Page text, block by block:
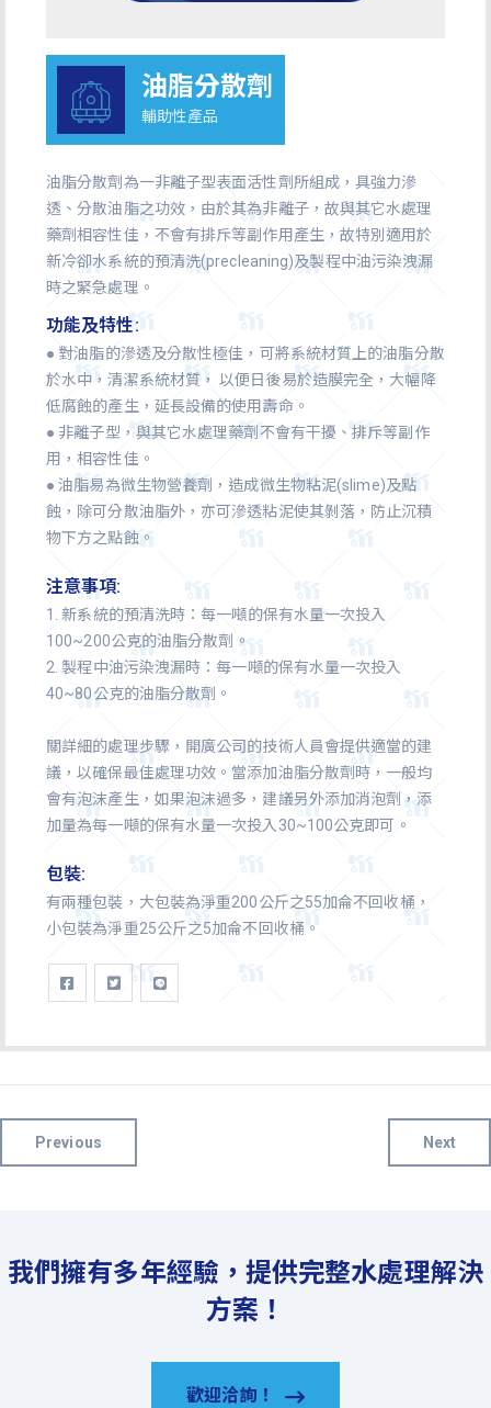
油脂分散劑
輔助性產品
油脂分散劑為一非離子型表面活性劑所組成，具強力滲
透、分散油脂之功效，由於其為非離子，故與其它水處理
藥劑相容性佳，不會有排斥等副作用產生，故特別適用於
新冷卻水系統的預清洗(precleaning)及製程中油污染洩漏
時之緊急處理。
功能及特性:
● 對油脂的滲透及分散性極佳，可將系統材質上的油脂分散
於水中，清潔系統材質， 以便日後易於造膜完全，大幅降
低腐蝕的產生，延長設備的使用壽命。
● 非離子型，與其它水處理藥劑不會有干擾、排斥等副作
用，相容性佳。
● 油脂易為微生物營養劑，造成微生物粘泥(slime)及點
蝕，除可分散油脂外，亦可滲透粘泥使其剝落，防止沉積
物下方之點蝕。
注意事項:
1. 新系統的預清洗時：每一噸的保有水量一次投入
100~200公克的油脂分散劑。
2. 製程中油污染洩漏時：每一噸的保有水量一次投入
40~80公克的油脂分散劑。
關詳細的處理步驟，開廣公司的技術人員會提供適當的建
議，以確保最佳處理功效。當添加油脂分散劑時，一般均
會有泡沫產生，如果泡沫過多，建議另外添加消泡劑，添
加量為每一噸的保有水量一次投入30~100公克即可。
包裝:
有兩種包裝，大包裝為淨重200公斤之55加侖不回收桶，
小包裝為淨重25公斤之5加侖不回收桶。
Previous Next
我們擁有多年經驗，提供完整水處理解決
方案！
歡迎洽詢！